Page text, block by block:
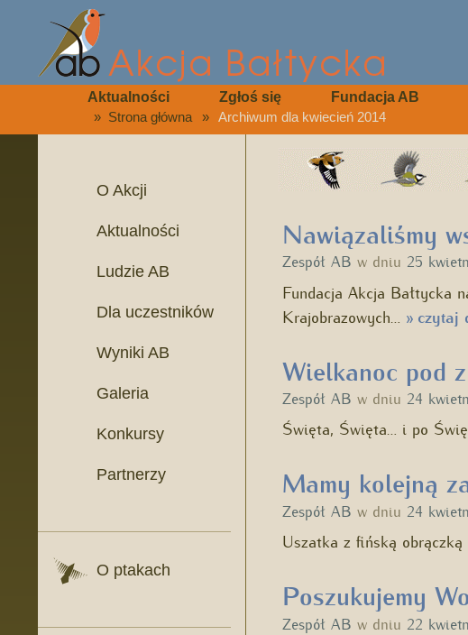
Aktualności Zgłoś się Fundacja AB
» Strona główna » Archiwum dla kwiecień 2014
O Akcji
Aktualności
Ludzie AB
Dla uczestników
Wyniki AB
Galeria
Konkursy
Partnerzy
O ptakach
Nawiązaliśmy
Zespół AB w dniu 25
Fundacja Akcja Bałtycka
Krajobrazowych… »czytaj
Wielkanoc pod
Zespół AB w dniu 24
Święta, Święta… i po
Mamy kolejną
Zespół AB w dniu 24
Uszatka z fińską
Poszukujemy
Zespół AB w dniu 22